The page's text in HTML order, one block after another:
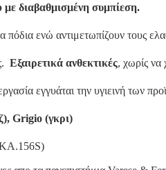
διαβαθμισμένη συμπίεση.
ενώ αντιμετωπίζουν τους
Εξαιρετικά ανθεκτικές, χωρίς να
εγγυάται την υγιεινή των
Grigio (γκρι)